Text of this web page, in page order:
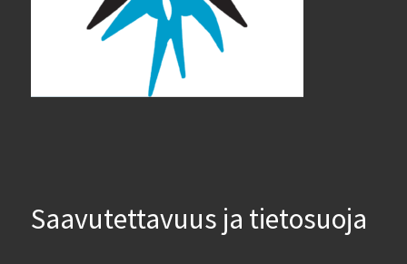
Saavutettavuus ja tietosuoja